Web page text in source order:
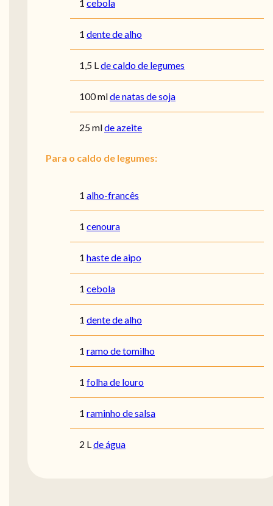
1 cebola
1 dente de alho
1,5 Lde caldo de legumes
100mlde natas de soja
25mlde azeite
Para o caldo de legumes:
1 alho-francês
1 cenoura
1 haste de aipo
1 cebola
1 dente de alho
1 ramo de tomilho
1 folha de louro
1 raminho de salsa
2 Lde água